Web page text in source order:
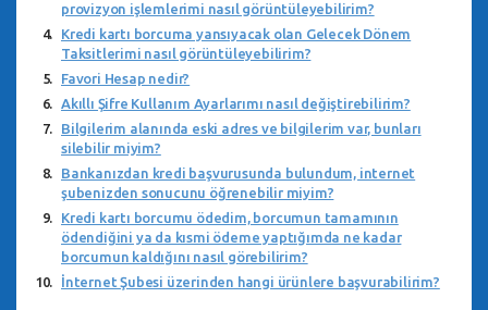
provizyon işlemlerimi nasıl görüntüleyebilirim?
Kredi kartı borcuma yansıyacak olan Gelecek Dönem
Taksitlerimi nasıl görüntüleyebilirim?
Favori Hesap nedir?
Akıllı Şifre Kullanım Ayarlarımı nasıl değiştirebilirim?
Bilgilerim alanında eski adres ve bilgilerim var, bunları
silebilir miyim?
Bankanızdan kredi başvurusunda bulundum, internet
şubenizden sonucunu öğrenebilir miyim?
Kredi kartı borcumu ödedim, borcumun tamamının
ödendiğini ya da kısmi ödeme yaptığımda ne kadar
borcumun kaldığını nasıl görebilirim?
İnternet Şubesi üzerinden hangi ürünlere başvurabilirim?